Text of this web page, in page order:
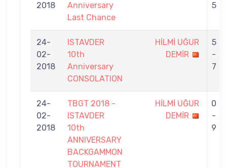
2018
Anniversary
Last Chance
5
24-
02-
2018
ISTAVDER
10th
Anniversary
CONSOLATION
HİLMİ UĞUR
DEMİR
5
-
7
24-
02-
2018
TBGT 2018 -
ISTAVDER
10th
ANNIVERSARY
BACKGAMMON
TOURNAMENT
HİLMİ UĞUR
DEMİR
0
-
9